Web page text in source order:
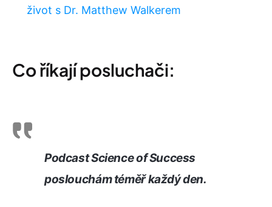
život s Dr. Matthew Walkerem
Co říkají posluchači:
Podcast Science of Success
poslouchám téměř každý den.